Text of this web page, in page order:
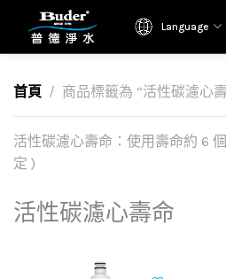
Language
首頁 商品標籤為 “活性碳濾心
活性碳濾心壽命：使用壽命約 6
定 )
活性碳濾心壽命